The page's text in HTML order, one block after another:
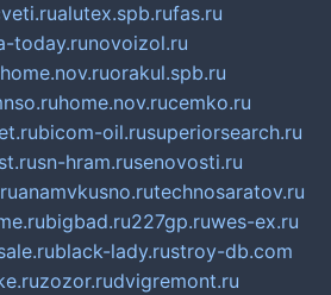
alutex.spb.rufas.ru
today.runovoizol.ru
orakul.spb.ru
home.nov.rucemko.ru
bicom-oil.rusuperiorsearch.ru
sn-hram.rusenovosti.ru
anamvkusno.rutechnosaratov.ru
bigbad.ru227gp.ruwes-ex.ru
black-lady.rustroy-db.com
zozor.rudvigremont.ru